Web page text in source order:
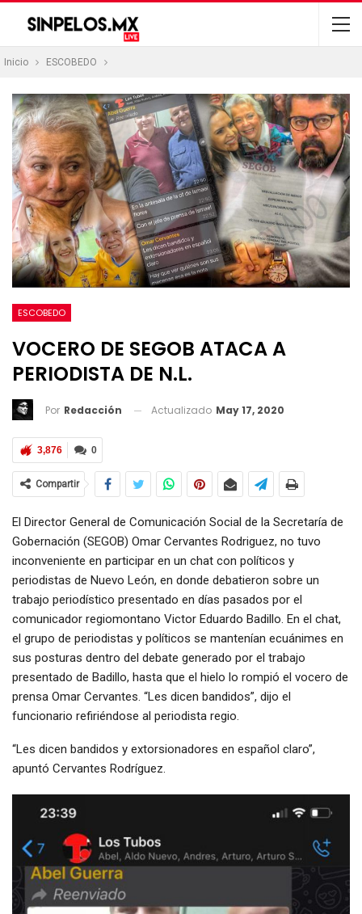
Inicio ESCOBEDO
ESCOBEDO
VOCERO DE SEGOB ATACA A
PERIODISTA DE N.L.
Por Redacción Actualizado May 17, 2020
0
3,876
Compartir
El Director General de Comunicación Social de la Secretaría de
Gobernación (SEGOB) Omar Cervantes Rodriguez, no tuvo
inconveniente en participar en un chat con políticos y
periodistas de Nuevo León, en donde debatieron sobre un
trabajo periodístico presentado en días pasados por el
comunicador regiomontano Victor Eduardo Badillo. En el chat,
el grupo de periodistas y políticos se mantenían ecuánimes en
sus posturas dentro del debate generado por el trabajo
presentado de Badillo, hasta que el hielo lo rompió el vocero de
prensa Omar Cervantes. “Les dicen bandidos”, dijo el
funcionario refiriéndose al periodista regio.
“Les dicen bandidos y extorsionadores en español claro”,
apuntó Cervantes Rodríguez.